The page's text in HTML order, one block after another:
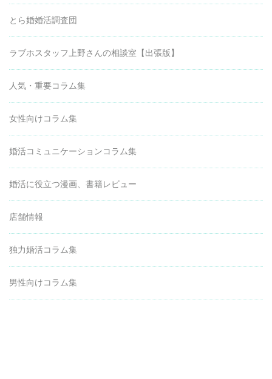
とら婚婚活調査団
ラブホスタッフ上野さんの相談室【出張版】
人気・重要コラム集
女性向けコラム集
婚活コミュニケーションコラム集
婚活に役立つ漫画、書籍レビュー
店舗情報
独力婚活コラム集
男性向けコラム集